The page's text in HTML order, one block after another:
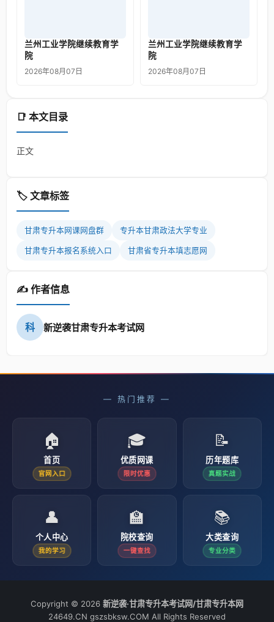
📑 本文目录
正文
🏷️ 文章标签
甘肃专升本网课网盘群 专升本甘肃政法大学专业
甘肃专升本报名系统入口 甘肃省专升本填志愿网
✍️ 作者信息
科 新逆袭甘肃专升本考试网
兰州工业学院继续教育学
院
2026年08月07日
兰州工业学院继续教育学
院
2026年08月07日
— 热门推荐 —
🏠
首页
官网入口
🎓
优质网课
限时优惠
📝
历年题库
真题实战
👤
个人中心
我的学习
🏫
院校查询
一键查找
📚
大类查询
专业分类
Copyright © 2026 新逆袭·甘肃专升本考试网/甘肃专升本网
24649.CN gszsbksw.COM All Rights Reserved